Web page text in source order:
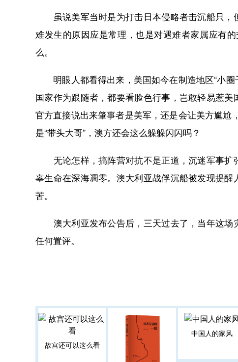
虽说美军当时是为打击日本侵略者击沉船只，
难发生的原因应是常理，也是对遇难者家属应有
么。
明眼人都看得出来，美国如今在制造地区“小圈
国家作为跟随者，都要看脸色行事，岂敢轻易惹
官方直接说出来肇事者是美军，还是会让美方尴尬
是“带头大哥”，澳方还会这么躲躲闪闪吗？
无论怎样，搞阵营对抗不是正道，沉迷军事扩
辜生命在深海凋零。澳大利亚战俘沉船被发现提
苦。
澳大利亚发布公告后，三天过去了，当年这场
任何置评。
故宫还可以这么看
中国人的家风